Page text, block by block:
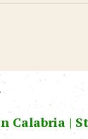
Calabria |